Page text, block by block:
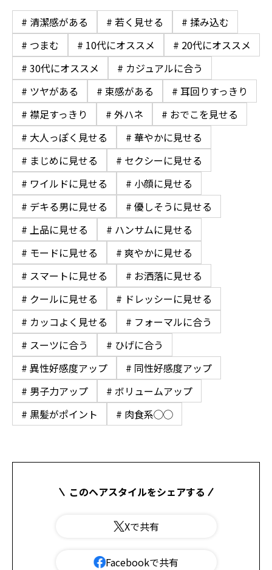
# 清潔感がある # 若く見せる
# 揉み込む
# つまむ
# 10代にオススメ
# 20代にオススメ
# 30代にオススメ
# カジュアルに合う
# ツヤがある
# 束感がある
# 耳回りすっきり
# 襟足すっきり
# 外ハネ
# おでこを見せる
# 大人っぽく見せる
# 華やかに見せる
# まじめに見せる
# セクシーに見せる
# ワイルドに見せる
# 小顔に見せる
# デキる男に見せる
# 優しそうに見せる
# 上品に見せる
# ハンサムに見せる
# モードに見せる
# 爽やかに見せる
# スマートに見せる
# お洒落に見せる
# クールに見せる
# ドレッシーに見せる
# カッコよく見せる
# フォーマルに合う
# スーツに合う
# ひげに合う
# 異性好感度アップ
# 同性好感度アップ
# 男子力アップ
# ボリュームアップ
# 黒髪がポイント
# 肉食系◯◯
このヘアスタイルをシェアする
Xで共有
Facebookで共有